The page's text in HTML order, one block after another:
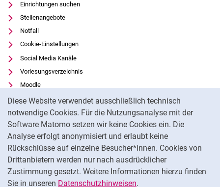
Diese Website verwendet ausschließlich technisch
notwendige Cookies. Für die Nutzungsanalyse mit der
Software Matomo setzen wir keine Cookies ein. Die
Analyse erfolgt anonymisiert und erlaubt keine
Rückschlüsse auf einzelne Besucher*innen. Cookies von
Drittanbietern werden nur nach ausdrücklicher
Zustimmung gesetzt. Weitere Informationen hierzu finden
Sie in unseren Datenschutzhinweisen.
Einrichtungen suchen
Stellenangebote
Notfall
Cookie-Einstellungen
Social Media Kanäle
Vorlesungsverzeichnis
Moodle
Panopto
Universitätsbibliothek
Datenschutz
Barrierefreiheit
Transparenter KI-Einsatz